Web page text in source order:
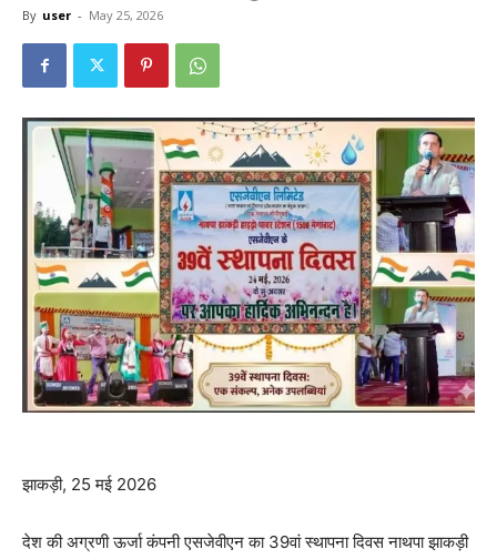
By user - May 25, 2026
झाकड़ी, 25 मई 2026
देश की अग्रणी ऊर्जा कंपनी एसजेवीएन का 39वां स्थापना दिवस नाथपा झाकड़ी